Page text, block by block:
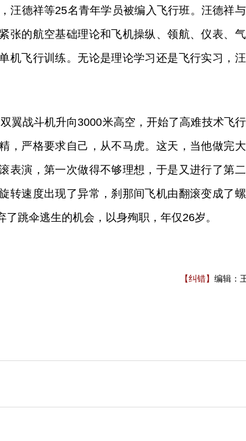
汪德祥等25名青年学员被编入飞行班。汪德祥
张的航空基础理论和飞机操纵、领航、仪表、
机飞行训练。无论是理论学习还是飞行实习，
翼战斗机升向3000米高空，开始了高难技术飞行
，严格要求自己，从不马虎。这天，当他做完
表演，第一次做得不够理想，于是又进行了第
转速度出现了异常，刹那间飞机由翻滚变成了
跳伞逃生的机会，以身殉职，年仅26岁。
【纠错】 编辑：